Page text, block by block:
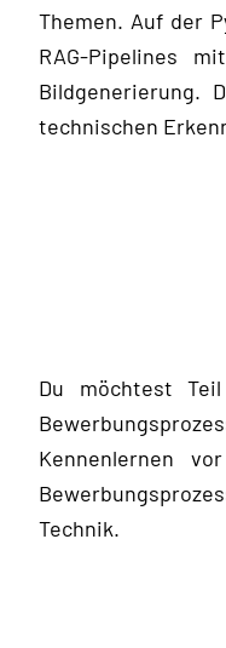
Themen. Auf der
RAG-Pipelines
Bildgenerierung.
technischen
Du möchtest
Kennenlernen
Technik.